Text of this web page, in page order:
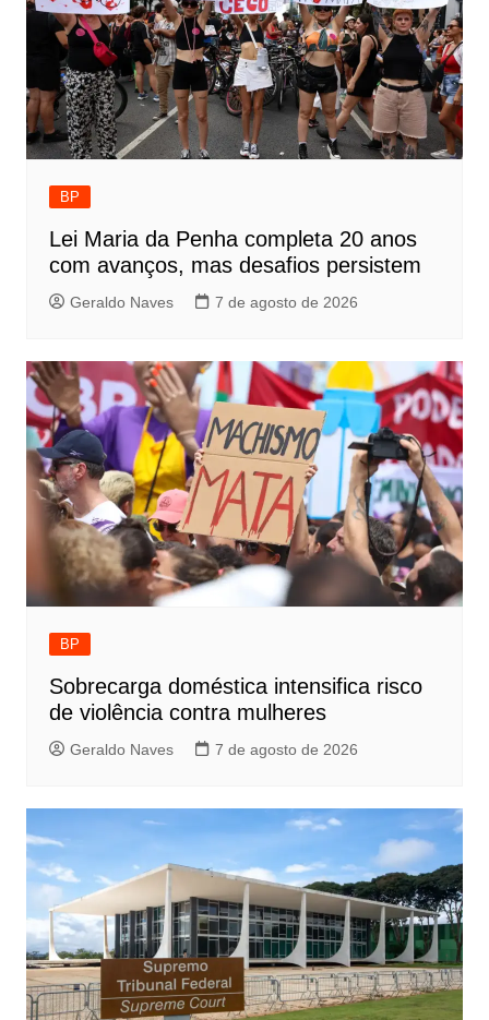
BP
Lei Maria da Penha completa 20 anos
com avanços, mas desafios persistem
Geraldo Naves 7 de agosto de 2026
BP
Sobrecarga doméstica intensifica risco
de violência contra mulheres
Geraldo Naves 7 de agosto de 2026